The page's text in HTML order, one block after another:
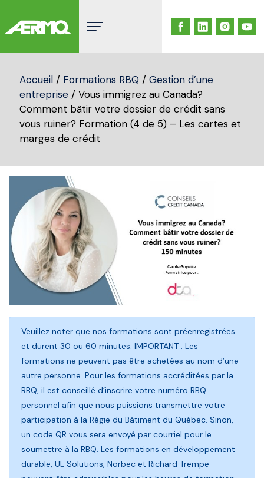
content
Accueil / Formations RBQ / Gestion d’une
entreprise / Vous immigrez au Canada?
Comment bâtir votre dossier de crédit sans
vous ruiner? Formation (4 de 5) – Les cartes et
marges de crédit
Veuillez noter que nos formations sont préenregistrées
et durent 30 ou 60 minutes. IMPORTANT : Les
formations ne peuvent pas être achetées au nom d’une
autre personne. Pour les formations accréditées par la
RBQ, il est conseillé d’inscrire votre numéro RBQ
personnel afin que nous puissions transmettre votre
participation à la Régie du Bâtiment du Québec. Sinon,
un code QR vous sera envoyé par courriel pour le
soumettre à la RBQ. Les formations en développement
durable, UL Solutions, Norbec et Richard Trempe